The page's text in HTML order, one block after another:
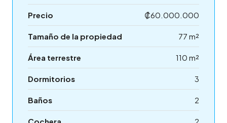
Precio ₡60.000.000
Tamaño de la propiedad 77 m²
Área terrestre 110 m²
Dormitorios 3
Baños 2